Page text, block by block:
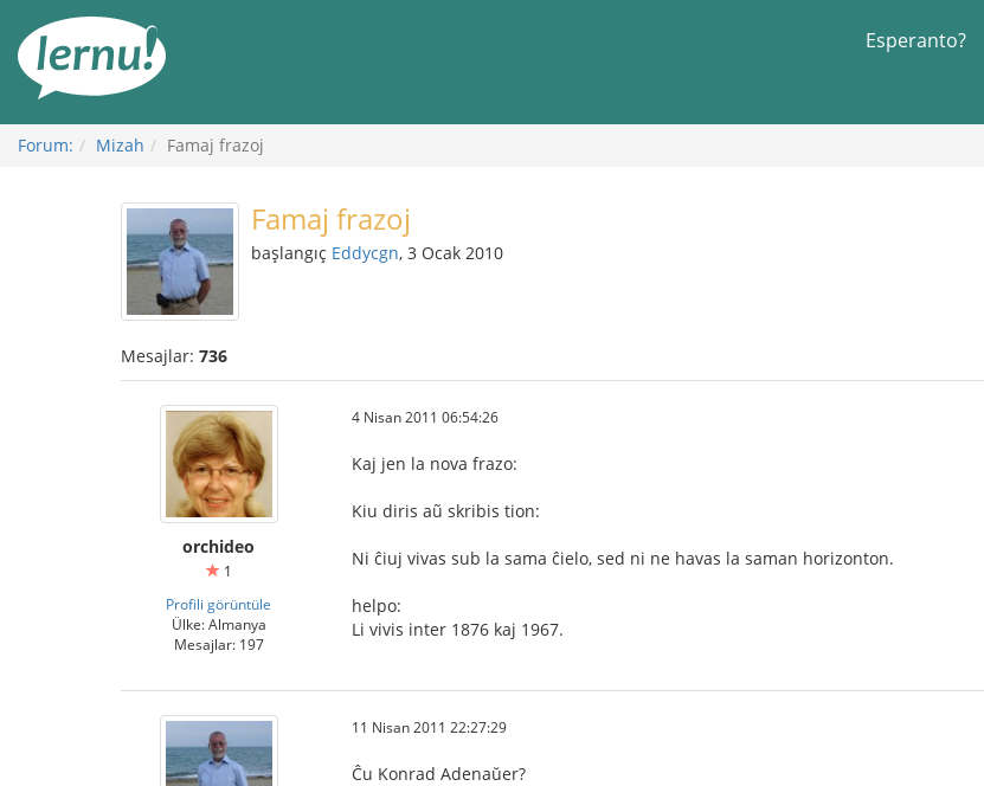
Görüntüleme
Esperanto?
Forum: Mizah Famaj frazoj
Famaj frazoj
başlangıç Eddycgn, 3 Ocak 2010
Mesajlar: 736
orchideo
1
Profili görüntüle
Ülke: Almanya
Mesajlar: 197
4 Nisan 2011 06:54:26
Kaj jen la nova frazo:
Kiu diris aũ skribis tion:
Ni ĉiuj vivas sub la sama ĉielo, sed ni ne havas la saman horizonton.
helpo:
Li vivis inter 1876 kaj 1967.
11 Nisan 2011 22:27:29
Ĉu Konrad Adenaŭer?